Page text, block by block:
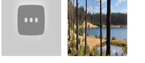
ОКРУЖАЮЩЕЙ
СРЕДЫ КРАТКО